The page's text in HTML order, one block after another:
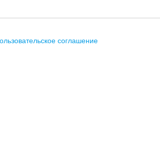
соглашение